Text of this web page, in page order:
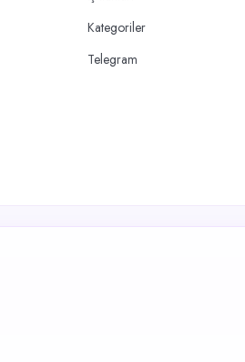
Kategoriler
Telegram